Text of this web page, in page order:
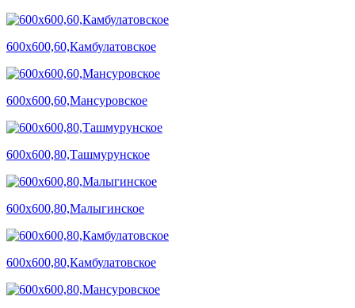
600х600,60,Камбулатовское
600х600,60,Мансуровское
600х600,80,Ташмурунское
600х600,80,Малыгинское
600х600,80,Камбулатовское